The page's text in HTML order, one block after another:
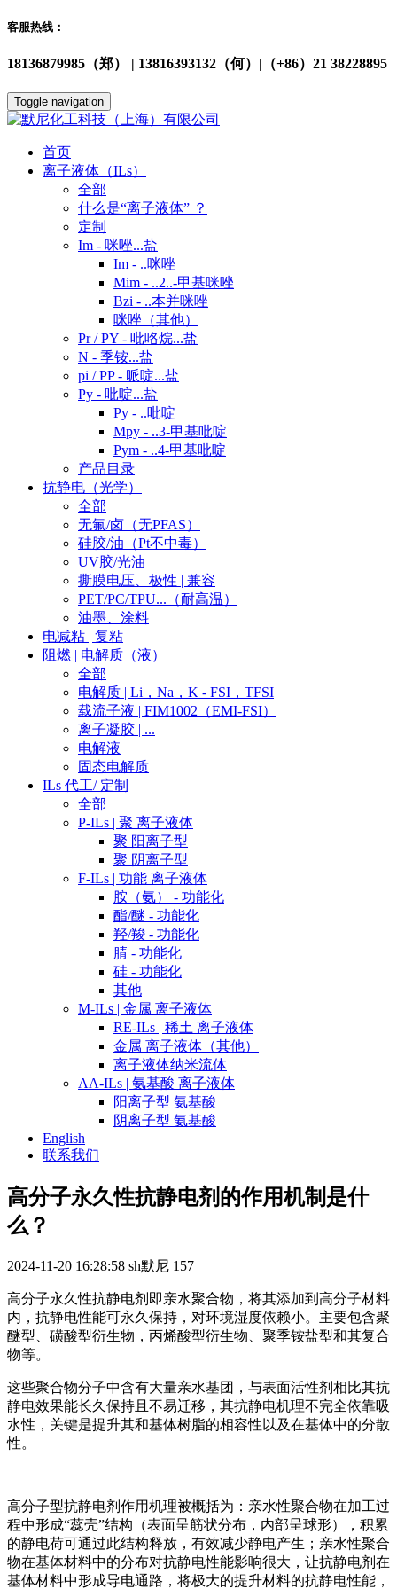
客服热线：
18136879985（郑） | 13816393132（何）|（+86）21 38228895
Toggle navigation
首页
离子液体（ILs）
全部
什么是“离子液体” ？
定制
Im - 咪唑...盐
Im - ..咪唑
Mim - ..2..-甲基咪唑
Bzi - ..本并咪唑
咪唑（其他）
Pr / PY - 吡咯烷...盐
N - 季铵...盐
pi / PP - 哌啶...盐
Py - 吡啶...盐
Py - ..吡啶
Mpy - ..3-甲基吡啶
Pym - ..4-甲基吡啶
产品目录
抗静电（光学）
全部
无氟/卤（无PFAS）
硅胶/油（Pt不中毒）
UV胶/光油
撕膜电压、极性 | 兼容
PET/PC/TPU...（耐高温）
油墨、涂料
电减粘 | 复粘
阻燃 | 电解质（液）
全部
电解质 | Li，Na，K - FSI，TFSI
载流子液 | FIM1002（EMI-FSI）
离子凝胶 | ...
电解液
固态电解质
ILs 代工/ 定制
全部
P-ILs | 聚 离子液体
聚 阳离子型
聚 阴离子型
F-ILs | 功能 离子液体
胺（氨） - 功能化
酯/醚 - 功能化
羟/羧 - 功能化
腈 - 功能化
硅 - 功能化
其他
M-ILs | 金属 离子液体
RE-ILs | 稀土 离子液体
金属 离子液体（其他）
离子液体纳米流体
AA-ILs | 氨基酸 离子液体
阳离子型 氨基酸
阴离子型 氨基酸
English
联系我们
高分子永久性抗静电剂的作用机制是什
么？
2024-11-20 16:28:58 sh默尼 157
高分子永久性抗静电剂即亲水聚合物，将其添加到高分子材料
内，抗静电性能可永久保持，对环境湿度依赖小。主要包含聚
醚型、磺酸型衍生物，丙烯酸型衍生物、聚季铵盐型和其复合
物等。
这些聚合物分子中含有大量亲水基团，与表面活性剂相比其抗
静电效果能长久保持且不易迁移，其抗静电机理不完全依靠吸
水性，关键是提升其和基体树脂的相容性以及在基体中的分散
性。
高分子型抗静电剂作用机理被概括为：亲水性聚合物在加工过
程中形成“蕊壳”结构（表面呈筋状分布，内部呈球形），积累
的静电荷可通过此结构释放，有效减少静电产生；亲水性聚合
物在基体材料中的分布对抗静电性能影响很大，让抗静电剂在
基体材料中形成导电通路，将极大的提升材料的抗静电性能，